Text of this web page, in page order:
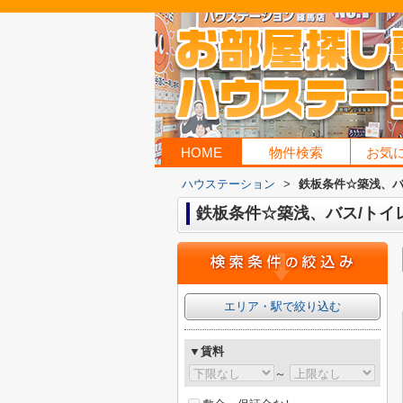
HOME 物件検索 お気
ハウステーション > 鉄板条件☆築浅、
鉄板条件☆築浅、バス/トイ
エリア・駅で絞り込む
▼賃料
～